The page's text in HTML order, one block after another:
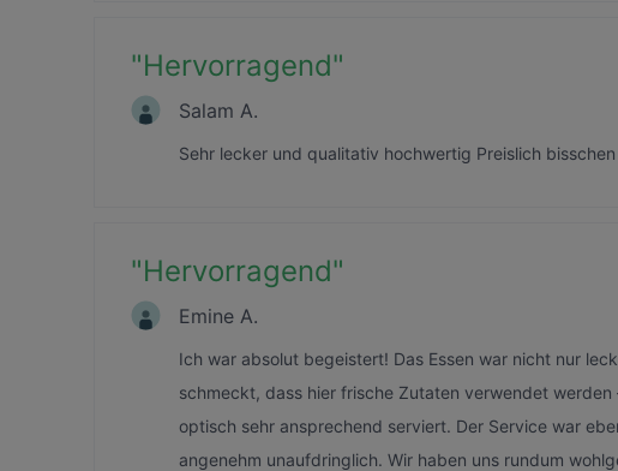
"Hervorragend"
Salam A.
Sehr lecker und qualitativ hochwertig Preislich
"Hervorragend"
Emine A.
Ich war absolut begeistert! Das Essen war nicht nur
schmeckt, dass hier frische Zutaten verwendet
optisch sehr ansprechend serviert. Der Service war
angenehm unaufdringlich. Wir haben uns rundum